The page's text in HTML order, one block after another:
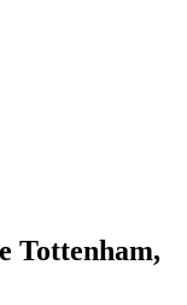
Tottenham,